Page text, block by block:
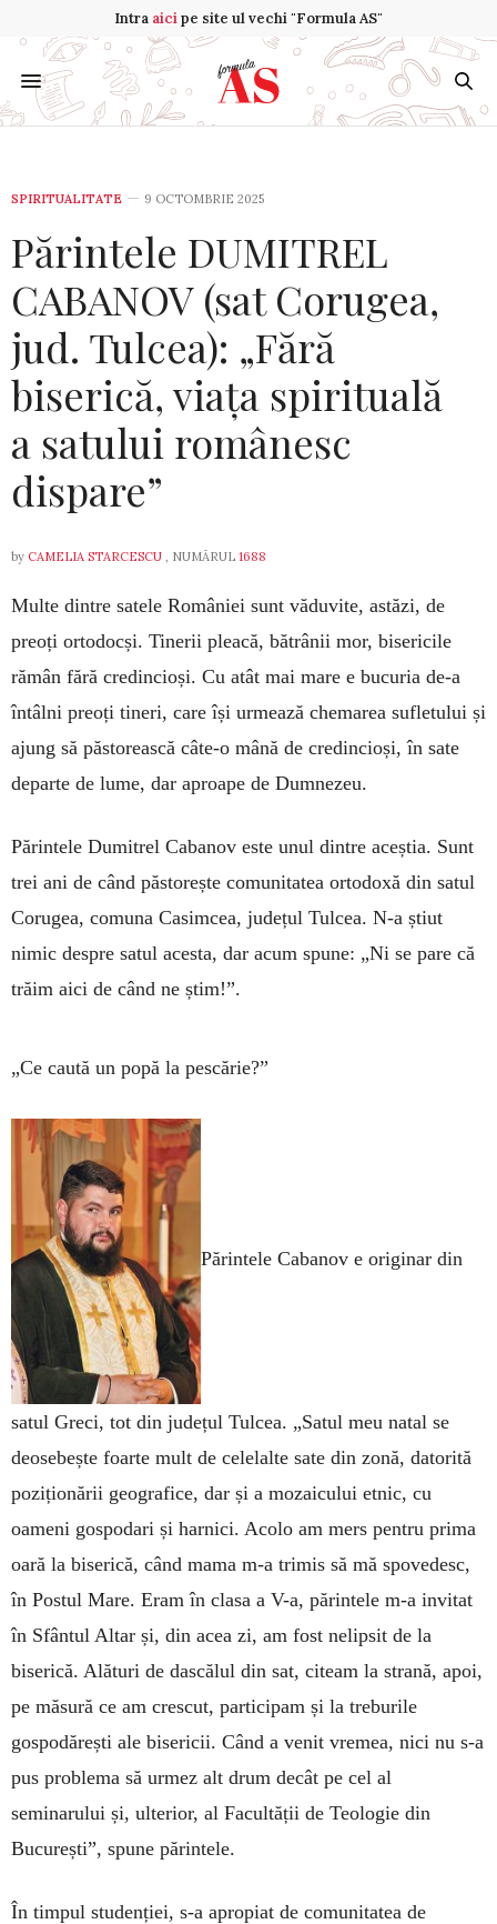
Intra aicipe site ul vechi "Formula AS"
SPIRITUALITATE 9 OCTOMBRIE 2025
Părintele DUMITREL
CABANOV (sat Corugea,
jud. Tulcea): „Fără
biserică, viața spirituală
a satului românesc
dispare”
by CAMELIA STARCESCU , NUMĂRUL 1688
Multe dintre satele României sunt văduvite, astăzi, de
preoți ortodocși. Tinerii pleacă, bătrânii mor, bisericile
rămân fără credincioși. Cu atât mai mare e bucuria de-a
întâlni preoți tineri, care își urmează chemarea sufletului și
ajung să păstorească câte-o mână de credincioși, în sate
departe de lume, dar aproape de Dumnezeu.
Părintele Dumitrel Cabanov este unul dintre aceștia. Sunt
trei ani de când păstorește comunitatea ortodoxă din satul
Corugea, comuna Casimcea, județul Tulcea. N-a știut
nimic despre satul acesta, dar acum spune: „Ni se pare că
trăim aici de când ne știm!”.
„Ce caută un popă la pescărie?”
Părintele Cabanov e originar din
satul Greci, tot din județul Tulcea. „Satul meu natal se
deosebește foarte mult de celelalte sate din zonă, datorită
poziționării geografice, dar și a mozaicului etnic, cu
oameni gospodari și harnici. Acolo am mers pentru prima
oară la biserică, când mama m-a trimis să mă spovedesc,
în Postul Mare. Eram în clasa a V-a, părintele m-a invitat
în Sfântul Altar și, din acea zi, am fost nelipsit de la
biserică. Alături de dascălul din sat, citeam la strană, apoi,
pe măsură ce am crescut, participam și la treburile
gospodărești ale bisericii. Când a venit vremea, nici nu s-a
pus problema să urmez alt drum decât pe cel al
seminarului și, ulterior, al Facultății de Teologie din
București”, spune părintele.
În timpul studenției, s-a apropiat de comunitatea de